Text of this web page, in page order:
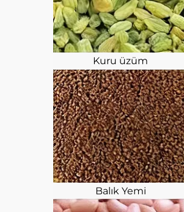
Kuru üzüm
Balık Yemi